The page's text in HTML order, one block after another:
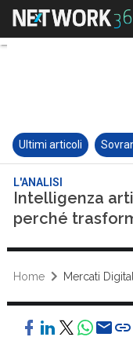
Ultimi articoli
L'ANALISI
Intelligenza
perché
Home Mercati